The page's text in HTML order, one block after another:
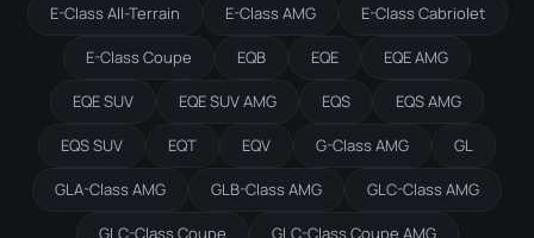
E-Class All-Terrain E-Class AMG E-Class Cabriolet
E-Class Coupe EQB EQE EQE AMG
EQE SUV EQE SUV AMG EQS EQS AMG
EQS SUV EQT EQV G-Class AMG GL
GLA-Class AMG GLB-Class AMG GLC-Class AMG
GLC-Class Coupe GLC-Class Coupe AMG